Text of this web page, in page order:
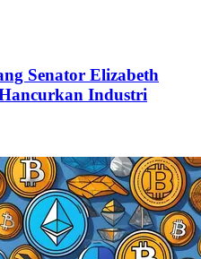
Senator Elizabeth
Industri